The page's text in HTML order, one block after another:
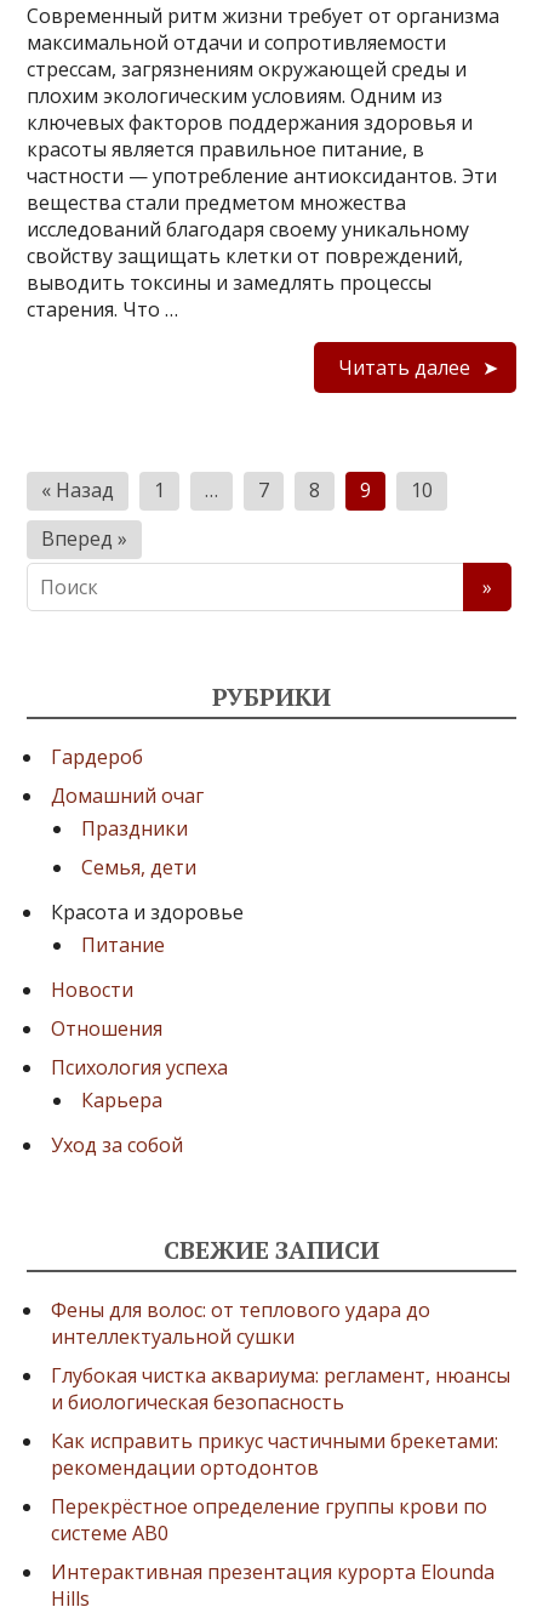
Современный ритм жизни требует от организма
максимальной отдачи и сопротивляемости
стрессам, загрязнениям окружающей среды и
плохим экологическим условиям. Одним из
ключевых факторов поддержания здоровья и
красоты является правильное питание, в
частности — употребление антиоксидантов. Эти
вещества стали предметом множества
исследований благодаря своему уникальному
свойству защищать клетки от повреждений,
выводить токсины и замедлять процессы
старения. Что …
Читать далее
П
а
г
и
ц
и
я
п
с
е
й
« Назад 1 … 7 8 9
10
Вперед »
РУБРИКИ
Гардероб
Домашний очаг
Праздники
Семья, дети
Красота и здоровье
Питание
Новости
Отношения
Психология успеха
Карьера
Уход за собой
СВЕЖИЕ ЗАПИСИ
Фены для волос: от теплового удара до
интеллектуальной сушки
Глубокая чистка аквариума: регламент, нюансы
и биологическая безопасность
Как исправить прикус частичными брекетами:
рекомендации ортодонтов
Перекрёстное определение группы крови по
системе AB0
Интерактивная презентация курорта Elounda
Hills